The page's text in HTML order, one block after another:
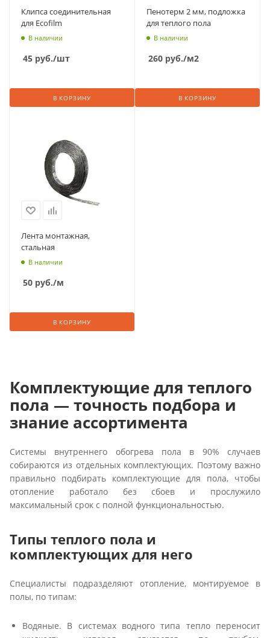
Клипса соединительная
для Ecofilm
В наличии
45 руб./шт
В КОРЗИНУ
Пенотерм 2 мм, подложка
для теплого пола
В наличии
260 руб./м2
В КОРЗИНУ
Лента монтажная,
стальная
В наличии
50 руб./м
В КОРЗИНУ
Комплектующие для теплого
пола — точность подбора и
знание ассортимента
Системы внутреннего обогрева пола в 90% случаев
собираются из отдельных комплектующих. Поэтому важно
правильно подбирать комплектующие для пола, чтобы
отопление работало без сбоев и прослужило
максимальный срок с полной функциональностью.
Типы теплого пола и
комплектующих для него
Специалисты подразделяют отопление, монтируемое в
полы, по типам:
Водяные. В системах водного типа тепло переносит